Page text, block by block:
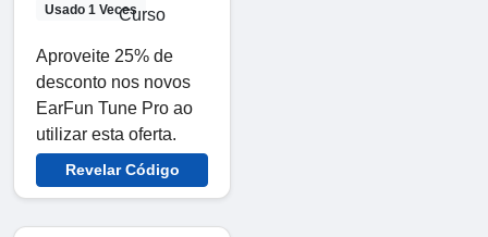
Usado 1 VecesCurso
Aproveite 25% de
desconto nos novos
EarFun Tune Pro ao
utilizar esta oferta.
Revelar Código